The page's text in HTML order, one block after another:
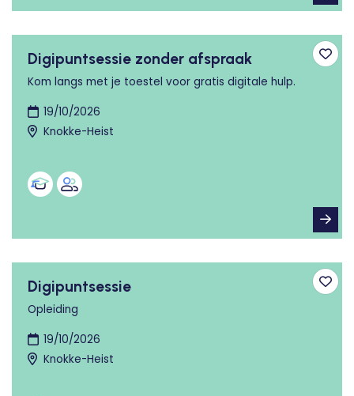
Digipuntsessie zonder afspraak
Kom langs met je toestel voor gratis digitale hulp.
19/10/2026
Knokke-Heist
Digipuntsessie
Opleiding
19/10/2026
Knokke-Heist